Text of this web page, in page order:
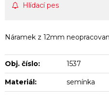
Hlídací pes
Náramek z 12mm
Obj. číslo: 1537
Materiál: semínka